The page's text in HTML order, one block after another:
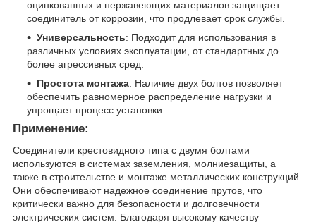
оцинкованных и нержавеющих материалов защищает
соединитель от коррозии, что продлевает срок службы.
Универсальность: Подходит для использования в
различных условиях эксплуатации, от стандартных до
более агрессивных сред.
Простота монтажа: Наличие двух болтов позволяет
обеспечить равномерное распределение нагрузки и
упрощает процесс установки.
Применение:
Соединители крестовидного типа с двумя болтами
используются в системах заземления, молниезащиты, а
также в строительстве и монтаже металлических конструкций.
Они обеспечивают надежное соединение прутов, что
критически важно для безопасности и долговечности
электрических систем. Благодаря высокому качеству